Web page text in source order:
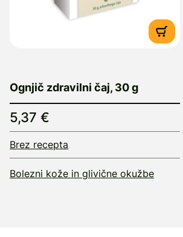
Ognjič zdravilni čaj, 30 g
5,37 €
Brez recepta
Bolezni kože in glivične okužbe